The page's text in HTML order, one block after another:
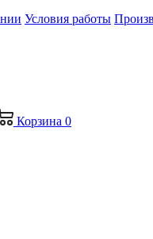
Условия работы
Корзина 0